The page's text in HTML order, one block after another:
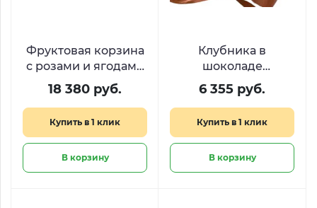
Фруктовая корзина
с розами и ягодами
«Сладкий джаз»
18 380 руб.
Купить в 1 клик
В корзину
Клубника в
шоколаде
«Шоколатье»
6 355 руб.
Купить в 1 клик
В корзину